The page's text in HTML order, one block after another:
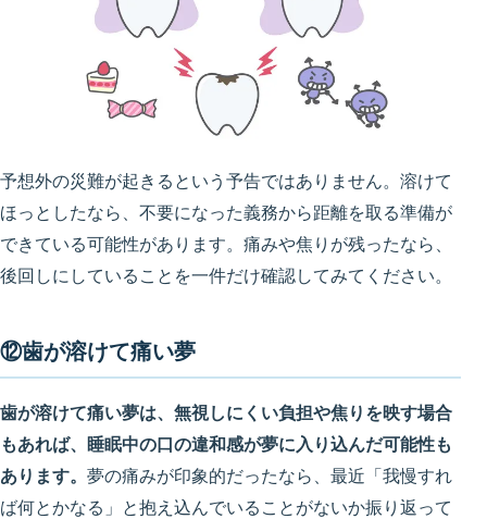
予想外の災難が起きるという予告ではありません。溶けて
ほっとしたなら、不要になった義務から距離を取る準備が
できている可能性があります。痛みや焦りが残ったなら、
後回しにしていることを一件だけ確認してみてください。
⑫歯が溶けて痛い夢
歯が溶けて痛い夢は、無視しにくい負担や焦りを映す場合
もあれば、睡眠中の口の違和感が夢に入り込んだ可能性も
あります。 夢の痛みが印象的だったなら、最近「我慢すれ
ば何とかなる」と抱え込んでいることがないか振り返って